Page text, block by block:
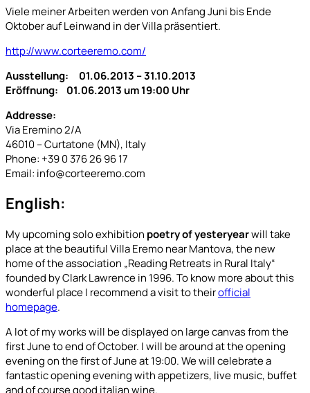
Viele meiner Arbeiten werden von Anfang Juni bis Ende
Oktober auf Leinwand in der Villa präsentiert.
http://www.corteeremo.com/
Ausstellung: 01.06.2013 – 31.10.2013
Eröffnung: 01.06.2013 um 19:00 Uhr
Addresse:
Via Eremino 2/A
46010 – Curtatone (MN), Italy
Phone: +39 0 376 26 96 17
Email: info@corteeremo.com
English:
My upcoming solo exhibition poetry of yesteryearwill take
place at the beautiful Villa Eremo near Mantova, the new
home of the association „Reading Retreats in Rural Italy“
founded by Clark Lawrence in 1996. To know more about this
wonderful place I recommend a visit to theirofficial
homepage.
A lot of my works will be displayed on large canvas from the
first June to end of October. I will be around at the opening
evening on the first of June at 19:00. We will celebrate a
fantastic opening evening with appetizers, live music, buffet
and of course good italian wine.